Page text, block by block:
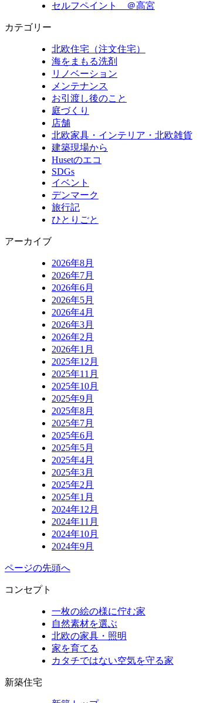
セルフペイント ＠高宮
カテゴリー
北欧住宅（注文住宅）
海をまもる洗剤
リノベーション
メンテナンス
お引渡し後のこと
庭づくり
店舗
北欧家具・インテリア・北欧雑貨
建築現場から
Husetのエコ
SDGs
イベント
デンマーク
旅行記
ひとりごと
アーカイブ
2026年8月
2026年7月
2026年6月
2026年5月
2026年4月
2026年3月
2026年2月
2026年1月
2025年12月
2025年11月
2025年10月
2025年9月
2025年8月
2025年7月
2025年6月
2025年5月
2025年4月
2025年3月
2025年2月
2025年1月
2024年12月
2024年11月
2024年10月
2024年9月
ページの先頭へ
コンセプト
一枚の絵の様に佇む家
自然素材を選ぶ
北欧の家具・照明
家を育てる
カタチではない空気を守る家
新築住宅